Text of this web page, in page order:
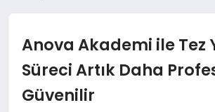
TEKNOLOJI
Anova Akademi ile Tez
Süreci Artık Daha
Güvenilir